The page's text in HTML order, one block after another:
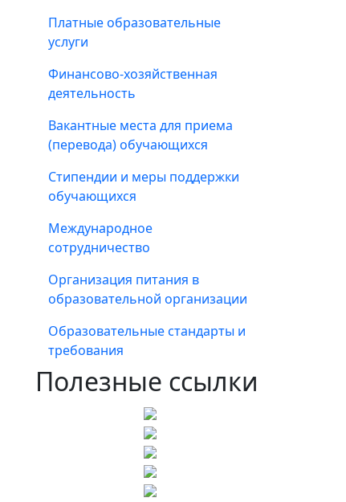
Платные образовательные
услуги
Финансово-хозяйственная
деятельность
Вакантные места для приема
(перевода) обучающихся
Стипендии и меры поддержки
обучающихся
Международное
сотрудничество
Организация питания в
образовательной организации
Образовательные стандарты и
требования
Полезные ссылки